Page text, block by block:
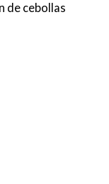
de cebollas